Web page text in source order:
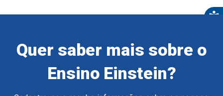
Quer saber mais sobre o
Ensino Einstein?